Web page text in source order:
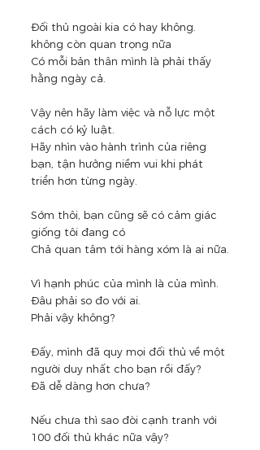
Đối thủ ngoài kia có hay không.
không còn quan trọng nữa
Có mỗi bản thân mình là phải thấy
hằng ngày cả.
Vậy nên hãy làm việc và nỗ lực một
cách có kỷ luật.
Hãy nhìn vào hành trình của riêng
bạn, tận hưởng niềm vui khi phát
triển hơn từng ngày.
Sớm thôi, bạn cũng sẽ có cảm giác
giống tôi đang có
Chả quan tâm tới hàng xóm là ai nữa.
Vì hạnh phúc của mình là của mình.
Đâu phải so đo với ai.
Phải vậy không?
Đấy, mình đã quy mọi đối thủ về một
người duy nhất cho bạn rồi đấy?
Đã dễ dàng hơn chưa?
Nếu chưa thì sao đòi cạnh tranh với
100 đối thủ khác nữa vậy?